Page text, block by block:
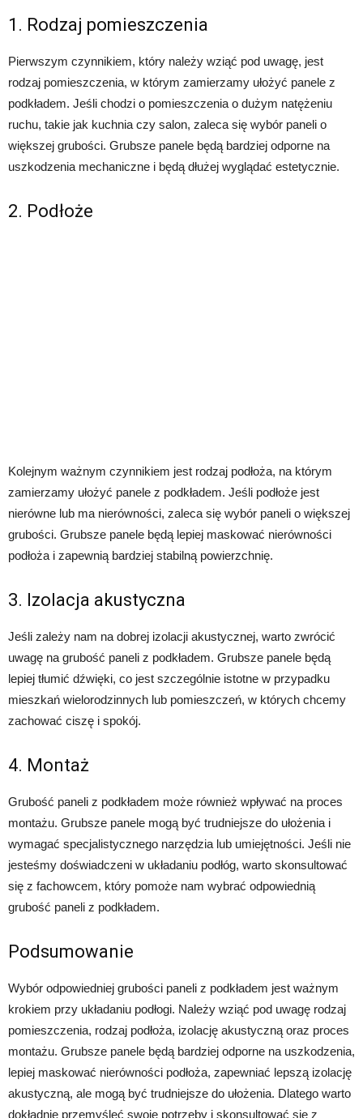
1. Rodzaj pomieszczenia
Pierwszym czynnikiem, który należy wziąć pod uwagę, jest
rodzaj pomieszczenia, w którym zamierzamy ułożyć panele z
podkładem. Jeśli chodzi o pomieszczenia o dużym natężeniu
ruchu, takie jak kuchnia czy salon, zaleca się wybór paneli o
większej grubości. Grubsze panele będą bardziej odporne na
uszkodzenia mechaniczne i będą dłużej wyglądać estetycznie.
2. Podłoże
Kolejnym ważnym czynnikiem jest rodzaj podłoża, na którym
zamierzamy ułożyć panele z podkładem. Jeśli podłoże jest
nierówne lub ma nierówności, zaleca się wybór paneli o większej
grubości. Grubsze panele będą lepiej maskować nierówności
podłoża i zapewnią bardziej stabilną powierzchnię.
3. Izolacja akustyczna
Jeśli zależy nam na dobrej izolacji akustycznej, warto zwrócić
uwagę na grubość paneli z podkładem. Grubsze panele będą
lepiej tłumić dźwięki, co jest szczególnie istotne w przypadku
mieszkań wielorodzinnych lub pomieszczeń, w których chcemy
zachować ciszę i spokój.
4. Montaż
Grubość paneli z podkładem może również wpływać na proces
montażu. Grubsze panele mogą być trudniejsze do ułożenia i
wymagać specjalistycznego narzędzia lub umiejętności. Jeśli nie
jesteśmy doświadczeni w układaniu podłóg, warto skonsultować
się z fachowcem, który pomoże nam wybrać odpowiednią
grubość paneli z podkładem.
Podsumowanie
Wybór odpowiedniej grubości paneli z podkładem jest ważnym
krokiem przy układaniu podłogi. Należy wziąć pod uwagę rodzaj
pomieszczenia, rodzaj podłoża, izolację akustyczną oraz proces
montażu. Grubsze panele będą bardziej odporne na uszkodzenia,
lepiej maskować nierówności podłoża, zapewniać lepszą izolację
akustyczną, ale mogą być trudniejsze do ułożenia. Dlatego warto
dokładnie przemyśleć swoje potrzeby i skonsultować się z